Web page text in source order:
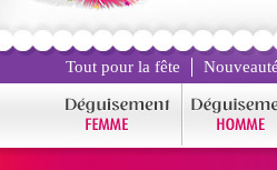
Tout pour la fête